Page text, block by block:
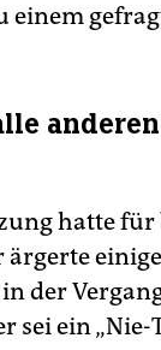
einem
hatte
ärgerte
der
sei ein